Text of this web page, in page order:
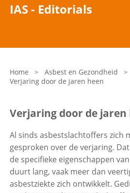
Bent u arts?
Asbest en Gezondheid
Laatste nieuws
Onze organisatie
Veelgestelde vragen
Contactgegevens
Zoeken
IAS - Editorials
Home > Asbest en Gezondheid >
Verjaring door de jaren heen
Verjaring door de jaren
Al sinds asbestslachtoffers zich
gesproken over de verjaring.
de specifieke eigenschappen
duurt lang, vaak meer dan
asbestziekte zich ontwikkelt.